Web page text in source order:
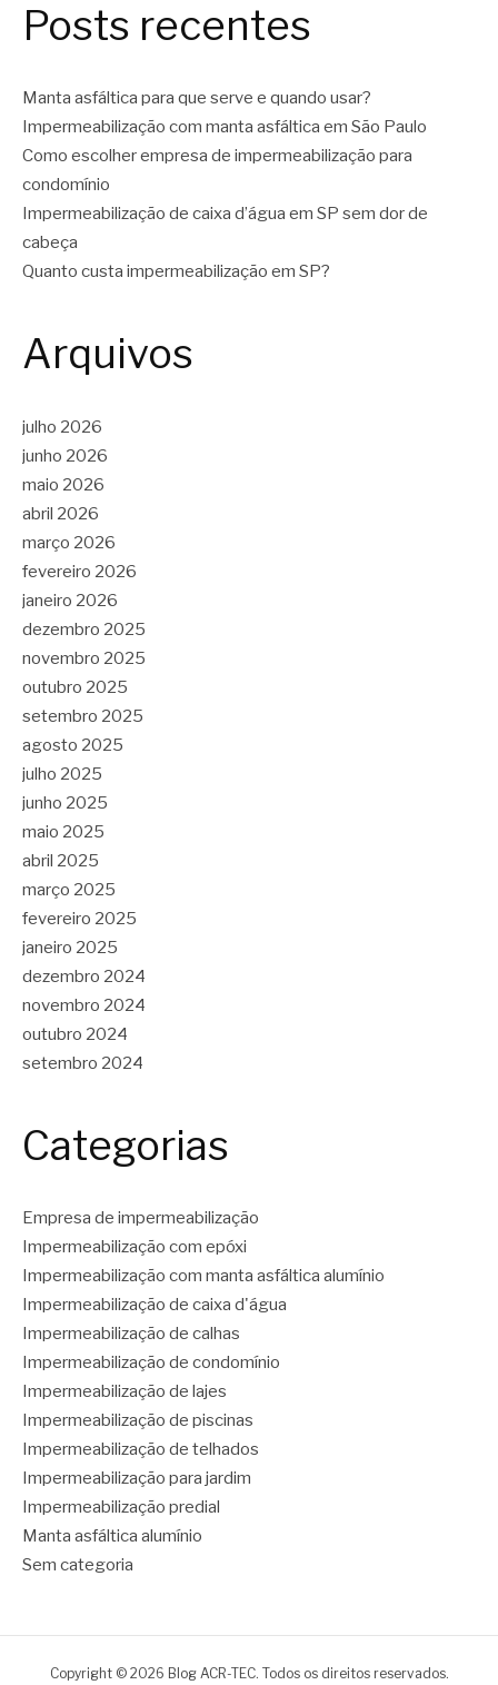
Posts recentes
Manta asfáltica para que serve e quando usar?
Impermeabilização com manta asfáltica em São Paulo
Como escolher empresa de impermeabilização para
condomínio
Impermeabilização de caixa d’água em SP sem dor de
cabeça
Quanto custa impermeabilização em SP?
Arquivos
julho 2026
junho 2026
maio 2026
abril 2026
março 2026
fevereiro 2026
janeiro 2026
dezembro 2025
novembro 2025
outubro 2025
setembro 2025
agosto 2025
julho 2025
junho 2025
maio 2025
abril 2025
março 2025
fevereiro 2025
janeiro 2025
dezembro 2024
novembro 2024
outubro 2024
setembro 2024
Categorias
Empresa de impermeabilização
Impermeabilização com epóxi
Impermeabilização com manta asfáltica alumínio
Impermeabilização de caixa d'água
Impermeabilização de calhas
Impermeabilização de condomínio
Impermeabilização de lajes
Impermeabilização de piscinas
Impermeabilização de telhados
Impermeabilização para jardim
Impermeabilização predial
Manta asfáltica alumínio
Sem categoria
Copyright © 2026 Blog ACR-TEC. Todos os direitos reservados.